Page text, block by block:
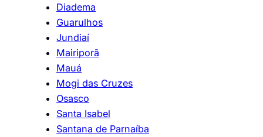
Diadema
Guarulhos
Jundiaí
Mairiporã
Mauá
Mogi das Cruzes
Osasco
Santa Isabel
Santana de Parnaíba